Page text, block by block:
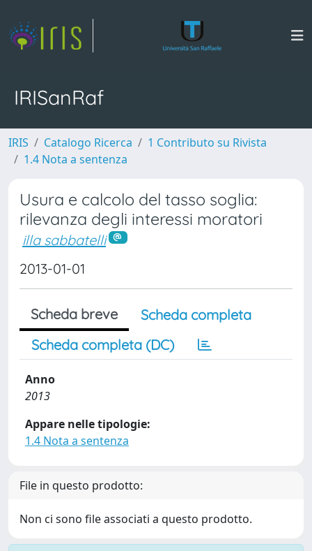
IRISanRaf
IRIS Catalogo Ricerca
1 Contributo su Rivista
1.4 Nota a sentenza
Usura e calcolo del tasso soglia:
rilevanza degli interessi moratori
illa sabbatelli
2013-01-01
Scheda breve
Scheda completa
Scheda completa (DC)
Anno
2013
Appare nelle tipologie:
1.4 Nota a sentenza
File in questo prodotto:
Non ci sono file associati a questo prodotto.